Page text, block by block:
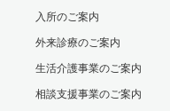
入所のご案内
外来診療のご案内
生活介護事業のご案内
相談支援事業のご案内